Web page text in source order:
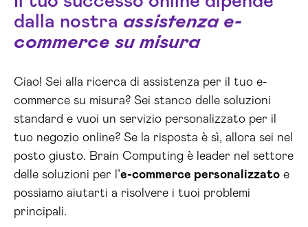
dalla nostra assistenza e-
commerce su misura
Ciao! Sei alla ricerca di assistenza per il tuo e-
commerce su misura? Sei stanco delle soluzioni
standard e vuoi un servizio personalizzato per il
tuo negozio online? Se la risposta è sì, allora sei nel
posto giusto. Brain Computing è leader nel settore
delle soluzioni per l’e-commerce personalizzato e
possiamo aiutarti a risolvere i tuoi problemi
principali.